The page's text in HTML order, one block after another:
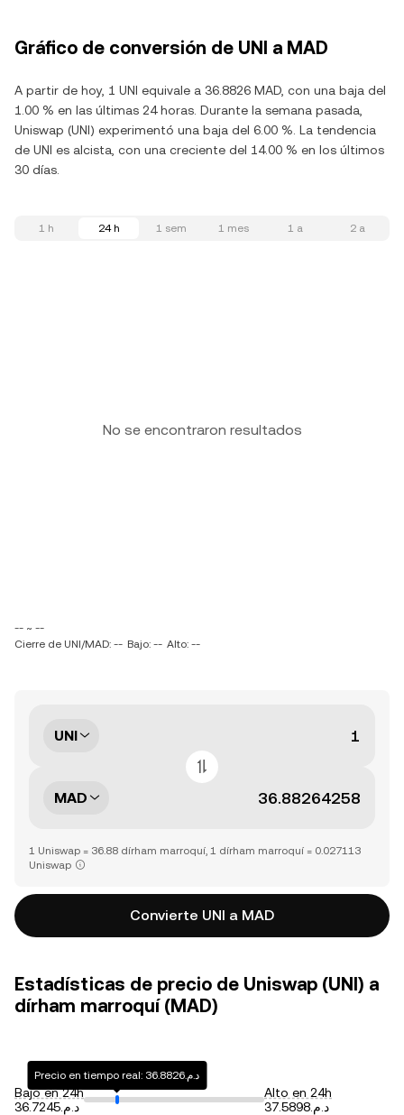
Gráfico de conversión de UNI a MAD
A partir de hoy, 1 UNI equivale a 36.8826 MAD, con una baja del
1.00 % en las últimas 24 horas. Durante la semana pasada,
Uniswap (UNI) experimentó una baja del 6.00 %. La tendencia
de UNI es alcista, con una creciente del 14.00 % en los últimos
30 días.
1 h 24 h 1 sem 1 mes 1 a 2 a
No se encontraron resultados
-- ~ --
Cierre de UNI/MAD: -- Bajo: -- Alto: --
UNI
MAD
1 Uniswap = 36.88 dírham marroquí, 1 dírham marroquí = 0.027113
Uniswap
Convierte UNI a MAD
Estadísticas de precio de Uniswap (UNI) a
dírham marroquí (MAD)
Bajo en 24h
د.م.36.7245
Precio en tiempo real: د.م.36.8826
Alto en 24h
د.م.37.5898